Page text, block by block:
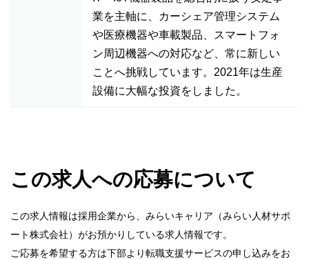
業を主軸に、カーシェア管理システム
や医療機器や車載製品、スマートフォ
ン周辺機器への対応など、常に新しい
ことへ挑戦しています。2021年は生産
設備に大幅な投資をしました。
この求人への応募について
この求人情報は採用企業から、みらいキャリア（みらい人材サポ
ート株式会社）がお預かりしている求人情報です。
ご応募を希望する方は下部より転職支援サービスの申し込みをお